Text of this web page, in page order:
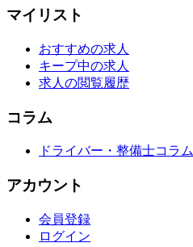
マイリスト
おすすめの求人
キープ中の求人
求人の閲覧履歴
コラム
ドライバー・整備士コラム
アカウント
会員登録
ログイン